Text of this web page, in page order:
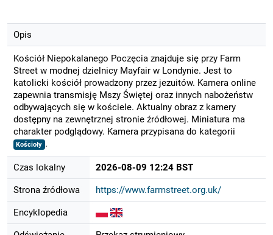
Opis
Kościół Niepokalanego Poczęcia znajduje się przy Farm
Street w modnej dzielnicy Mayfair w Londynie. Jest to
katolicki kościół prowadzony przez jezuitów. Kamera online
zapewnia transmisję Mszy Świętej oraz innych nabożeństw
odbywających się w kościele. Aktualny obraz z kamery
dostępny na zewnętrznej stronie źródłowej. Miniatura ma
charakter podglądowy. Kamera przypisana do kategorii
Kościoły .
Czas lokalny 2026-08-09 12:24 BST
Strona źródłowa https://www.farmstreet.org.uk/
Encyklopedia